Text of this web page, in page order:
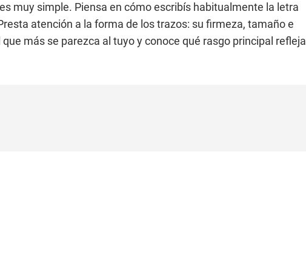
muy simple. Piensa en cómo escribís habitualmente la letra
atención a la forma de los trazos: su firmeza, tamaño e
más se parezca al tuyo y conoce qué rasgo principal refleja